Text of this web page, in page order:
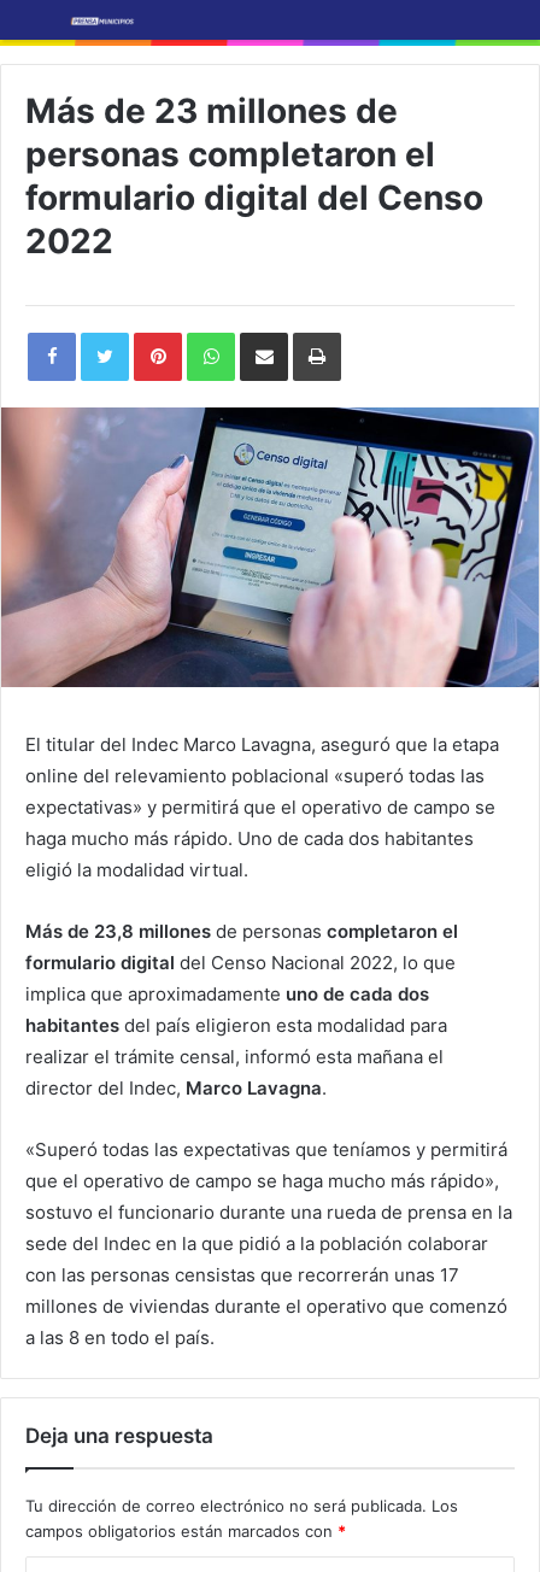
Más de 23 millones de
personas completaron el
formulario digital del Censo
2022
PinterestWhatsAppShare
Email
Print
El titular del Indec Marco Lavagna, aseguró que la etapa
online del relevamiento poblacional «superó todas las
expectativas» y permitirá que el operativo de campo se
haga mucho más rápido. Uno de cada dos habitantes
eligió la modalidad virtual.
Más de 23,8 millones de personas completaron el
formulario digital del Censo Nacional 2022, lo que
implica que aproximadamente uno de cada dos
habitantes del país eligieron esta modalidad para
realizar el trámite censal, informó esta mañana el
director del Indec, Marco Lavagna.
«Superó todas las expectativas que teníamos y permitirá
que el operativo de campo se haga mucho más rápido»,
sostuvo el funcionario durante una rueda de prensa en la
sede del Indec en la que pidió a la población colaborar
con las personas censistas que recorrerán unas 17
millones de viviendas durante el operativo que comenzó
a las 8 en todo el país.
Deja una respuesta
Tu dirección de correo electrónico no será publicada. Los
campos obligatorios están marcados con *